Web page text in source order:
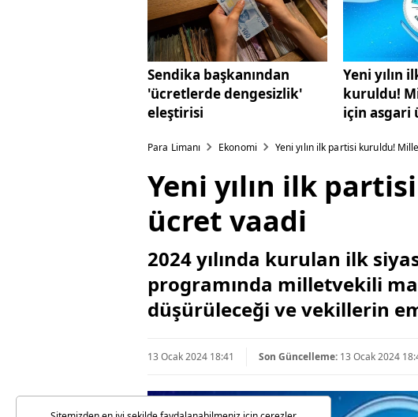
Sendika başkanından
'ücretlerde dengesizlik'
eleştirisi
Yeni yılın
kuruldu!
için asgari
Para Limanı Ekonomi Yeni yılın ilk partisi kuruldu!
Yeni yılın ilk
ücret vaadi
2024 yılında kurulan ilk
programında milletvekili
düşürüleceği ve vekillerin
13 Ocak 2024 18:41 Son Güncelleme: 13 Ocak 2024